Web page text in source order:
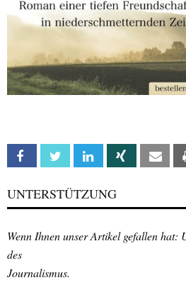
Facebook Twitter Linkedin Xing
UNTERSTÜTZUNG
Wenn Ihnen unser Artikel gefallen hat:
des
Journalismus.